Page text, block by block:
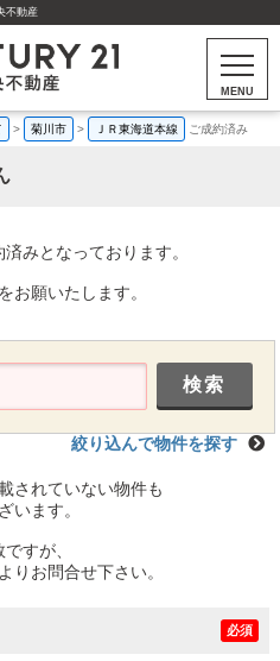
不動産
MENU
> 菊川市 > ＪＲ東海道本線 ご成約済み
みとなっております。
お願いたします。
絞り込んで物件を探す
されていない物件も
います。
すが、
りお問合せ下さい。
必須